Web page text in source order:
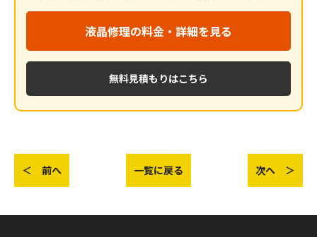
液晶修理の料金・詳細を見る
無料見積もりはこちら
＜ 前へ 一覧に戻る 次へ ＞